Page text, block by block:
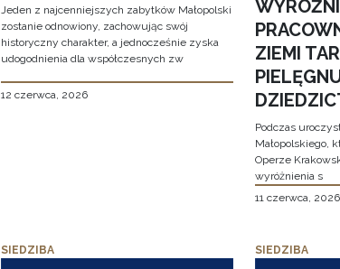
Jeden z najcenniejszych zabytków Małopolski
zostanie odnowiony, zachowując swój
historyczny charakter, a jednocześnie zyska
udogodnienia dla współczesnych zw
12 czerwca, 2026
ZIEMI
Podczas
Małopolskiego,
Operze
wyróżnienia s
11 czerwca, 2026
SIEDZIBA SIEDZIBA